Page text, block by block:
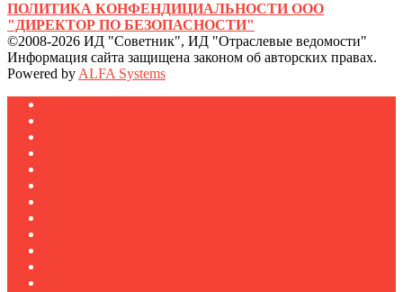
ПОЛИТИКА КОНФЕНДИЦИАЛЬНОСТИ ООО
"ДИРЕКТОР ПО БЕЗОПАСНОСТИ"
©2008-2026 ИД "Советник", ИД "Отраслевые ведомости"
Информация сайта защищена законом об авторских правах.
Powered by ALFA Systems